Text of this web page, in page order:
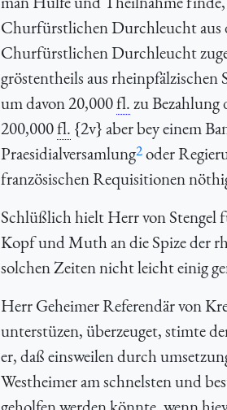
Churfürstlichen Durchleucht aus
Churfürstlichen Durchleucht
gröstentheils aus rheinpfälzischen
um davon 20,000fl.zu Bezahlung
200,000fl. {2v} aber bey einem
Praesidialversamlung2oder
französischen Requisitionen
Schlüßlich hielt Herr von Stengel
Kopf und Muth an die Spize der
solchen Zeiten nicht leicht einig
Herr Geheimer Referendär von
unterstüzen, überzeuget, stimte
er, daß einsweilen durch
Westheimer am schnelsten und